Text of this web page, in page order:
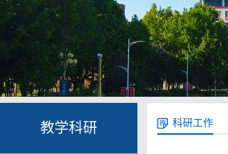
教学科研 科研工作